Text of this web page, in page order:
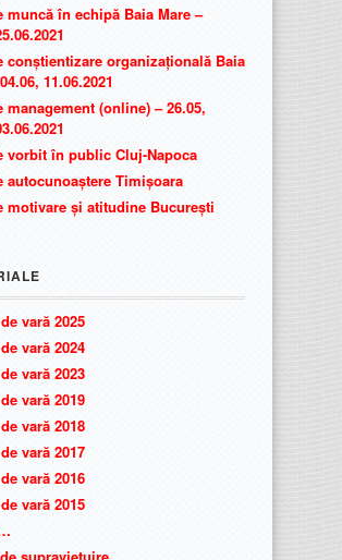
muncă în echipă Baia Mare –
conștientizare organizațională Baia
11.06.2021
management (online) – 26.05,
vorbit în public Cluj-Napoca
autocunoaștere Timișoara
motivare și atitudine București
vară 2025
vară 2024
vară 2023
vară 2019
vară 2018
vară 2017
vară 2016
vară 2015